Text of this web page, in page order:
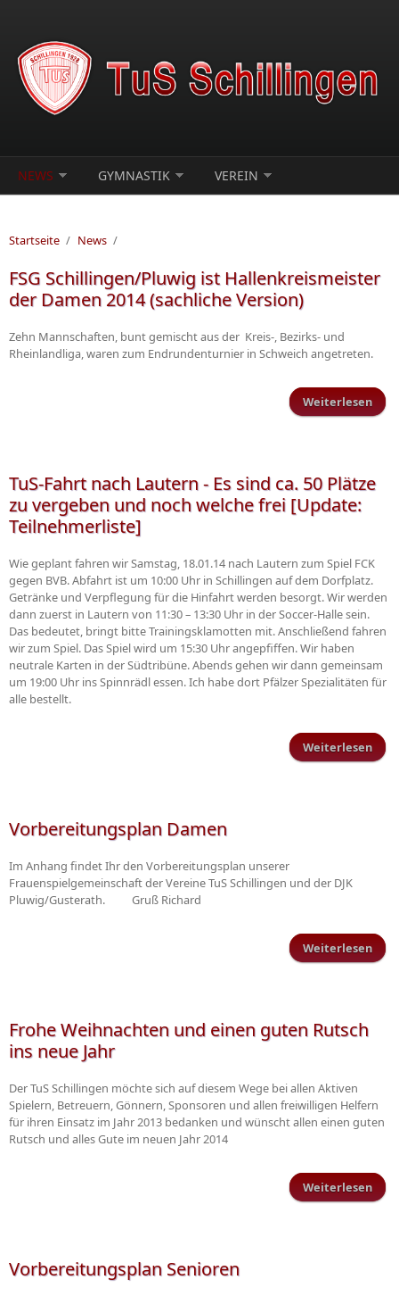
NEWS GYMNASTIK VEREIN
Startseite / News /
FSG Schillingen/Pluwig ist Hallenkreismeister
der Damen 2014 (sachliche Version)
Zehn Mannschaften, bunt gemischt aus der Kreis-, Bezirks- und
Rheinlandliga, waren zum Endrundenturnier in Schweich angetreten.
Weiterlesen
TuS-Fahrt nach Lautern - Es sind ca. 50 Plätze
zu vergeben und noch welche frei [Update:
Teilnehmerliste]
Wie geplant fahren wir Samstag, 18.01.14 nach Lautern zum Spiel FCK
gegen BVB. Abfahrt ist um 10:00 Uhr in Schillingen auf dem Dorfplatz.
Getränke und Verpflegung für die Hinfahrt werden besorgt. Wir werden
dann zuerst in Lautern von 11:30 – 13:30 Uhr in der Soccer-Halle sein.
Das bedeutet, bringt bitte Trainingsklamotten mit. Anschließend fahren
wir zum Spiel. Das Spiel wird um 15:30 Uhr angepfiffen. Wir haben
neutrale Karten in der Südtribüne. Abends gehen wir dann gemeinsam
um 19:00 Uhr ins Spinnrädl essen. Ich habe dort Pfälzer Spezialitäten für
alle bestellt.
Weiterlesen
Vorbereitungsplan Damen
Im Anhang findet Ihr den Vorbereitungsplan unserer
Frauenspielgemeinschaft der Vereine TuS Schillingen und der DJK
Pluwig/Gusterath. Gruß Richard
Weiterlesen
Frohe Weihnachten und einen guten Rutsch
ins neue Jahr
Der TuS Schillingen möchte sich auf diesem Wege bei allen Aktiven
Spielern, Betreuern, Gönnern, Sponsoren und allen freiwilligen Helfern
für ihren Einsatz im Jahr 2013 bedanken und wünscht allen einen guten
Rutsch und alles Gute im neuen Jahr 2014
Weiterlesen
Vorbereitungsplan Senioren